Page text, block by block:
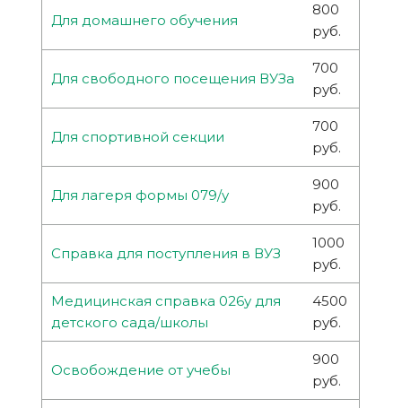
Для домашнего обучения
800
руб.
Для свободного посещения ВУЗа
700
руб.
Для спортивной секции
700
руб.
Для лагеря формы 079/у
900
руб.
Справка для поступления в ВУЗ
1000
руб.
Медицинская справка 026у для
детского сада/школы
4500
руб.
Освобождение от учебы
900
руб.